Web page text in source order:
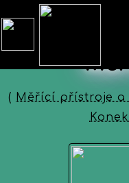
( Měřící přístroje a